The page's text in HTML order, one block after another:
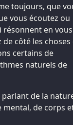
toujours, que
vous écoutez ou
résonnent en
de côté les choses
certains de
naturels de
de la
mental, de corps